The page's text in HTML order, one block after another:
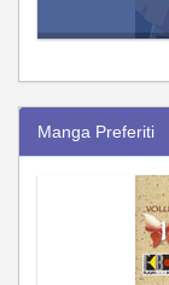
Manga Preferiti